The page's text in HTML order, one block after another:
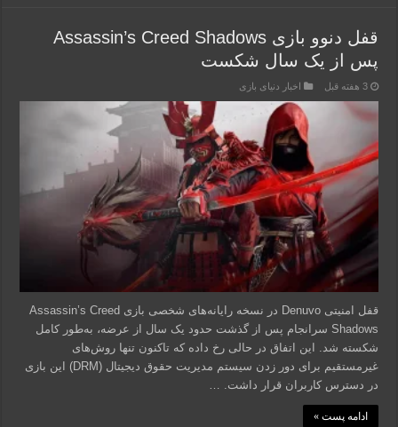
قفل دنوو بازی Assassin’s Creed Shadows
پس از یک سال شکست
3 هفته قبل اخبار دنیای بازی
قفل امنیتی Denuvo در نسخه رایانه‌های شخصی بازی Assassin’s Creed
Shadows سرانجام پس از گذشت حدود یک سال از عرضه، به‌طور کامل
شکسته شد. این اتفاق در حالی رخ داده که تاکنون تنها روش‌های
غیرمستقیم برای دور زدن سیستم مدیریت حقوق دیجیتال (DRM) این بازی
در دسترس کاربران قرار داشت. …
ادامه پست »